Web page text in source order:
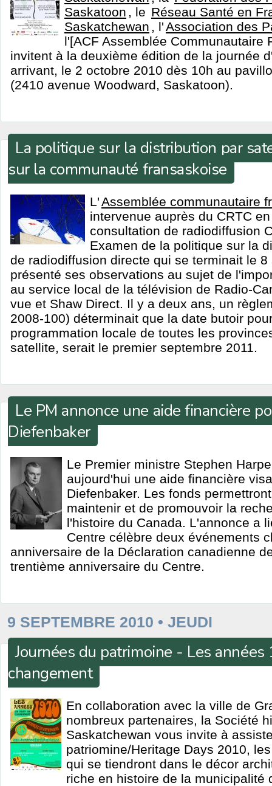
Saskatoon , le Réseau Santé en
Saskatchewan , l'Association des
l'[ACF Assemblée Communautaire
invitent à la deuxième édition de la journée
arrivant, le 2 octobre 2010 dès 10h au
(2410 avenue Woodward, Saskatoon).
La politique sur la distribution par
sur la communauté fransaskoise
L'Assemblée communautaire
intervenue auprès du CRTC
consultation de radiodiffusion
Examen de la politique sur la
de radiodiffusion directe qui se terminait le
présenté ses observations au sujet de
au service local de la télévision de Radio-
vue et Shaw Direct. Il y a deux ans, un
2008-100) déterminait que la date butoir
programmation locale de toutes les
satellite, serait le premier septembre 2011.
Le PM annonce une aide financière
Diefenbaker
Le Premier ministre Stephen
aujourd'hui une aide financière
Diefenbaker. Les fonds
maintenir et de promouvoir la
l'histoire du Canada. L'annonce a
Centre célèbre deux événements
anniversaire de la Déclaration canadienne
trentième anniversaire du Centre.
9 SEPTEMBRE 2010 • JEUDI
Journées du patrimoine - Les
changement
En collaboration avec la ville de
nombreux partenaires, la Société
Saskatchewan vous invite à
patriomine/Heritage Days 2010,
qui se tiendront dans le décor
riche en histoire de la municipalité